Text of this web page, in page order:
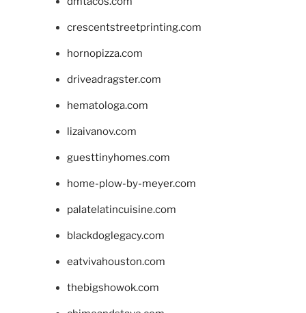
crescentstreetprinting.com
hornopizza.com
driveadragster.com
hematologa.com
lizaivanov.com
guesttinyhomes.com
home-plow-by-meyer.com
palatelatincuisine.com
blackdoglegacy.com
eatvivahouston.com
thebigshowok.com